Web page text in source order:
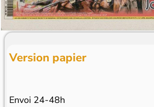
Version papier
Envoi 24-48h